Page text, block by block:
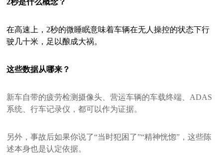
2秒是什么概念？
在高速上，2秒的微睡眠意味着车辆在无人操控的状态下行
驶几十米，足以酿成大祸。
这些数据从哪来？
新车自带的疲劳检测摄像头、营运车辆的车载终端、ADAS
系统、行车记录仪，都可以作为证据。
另外，事故后如果你说了“当时犯困了”“精神恍惚”，这些陈
述本身也是认定依据。